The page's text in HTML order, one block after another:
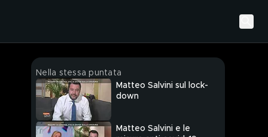
Nella stessa puntata
Matteo Salvini sul lock-
down
Matteo Salvini e le